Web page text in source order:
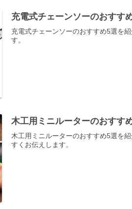
充電式チェーンソーのおすす
充電式チェーンソーのおすすめ5選を
す。
木工用ミニルーターのおすす
木工用ミニルーターのおすすめ5選を
すくお伝えします。